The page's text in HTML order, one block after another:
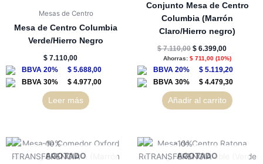
Mesas de Centro
Mesa de Centro Columbia
Verde/Hierro Negro
$ 7.110,00
$ 5.688,00
$ 4.977,00
Leer más
Conjunto Mesa de Centro
Columbia (Marrón
Claro/Hierro negro)
$7.110,00 $ 6.399,00
Ahorras: $ 711,00 (10%)
$ 5.119,20
$ 4.479,30
Añadir al carrito
AGOTADO AGOTADO